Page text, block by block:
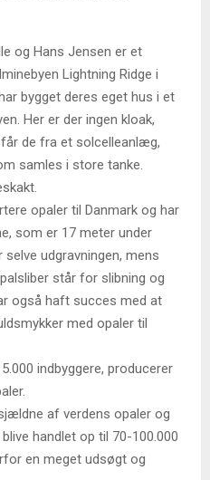
og Hans Jensen er et
Lightning Ridge i
bygget deres eget hus i et
Her er der ingen kloak,
de fra et solcelleanlæg,
samles i store tanke.
opaler til Danmark og har
som er 17 meter under
udgravningen, mens
står for slibning og
også haft succes med at
med opaler til
indbyggere, producerer
af verdens opaler og
handlet op til 70-100.000
en meget udsøgt og